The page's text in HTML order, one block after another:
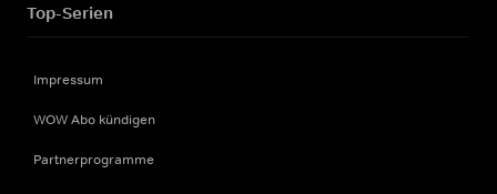
Top-Serien
Impressum
WOW Abo kündigen
Partnerprogramme